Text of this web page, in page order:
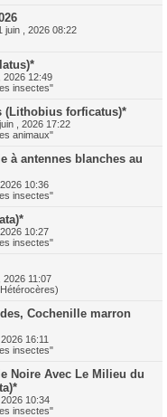
juin , 2026 08:22
2026 12:49
insectes"
(Lithobius forficatus)*
, 2026 17:22
animaux"
à antennes blanches au
10:36
insectes"
10:27
insectes"
2026 11:07
Cochenille marron
16:11
insectes"
Noire Avec Le Milieu du
10:34
insectes"